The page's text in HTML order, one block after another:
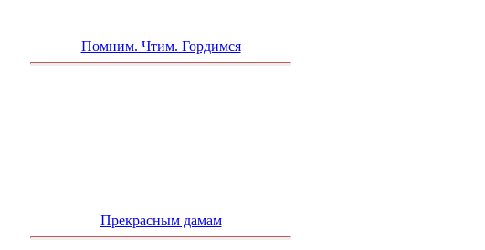
Помним. Чтим. Гордимся
Прекрасным дамам